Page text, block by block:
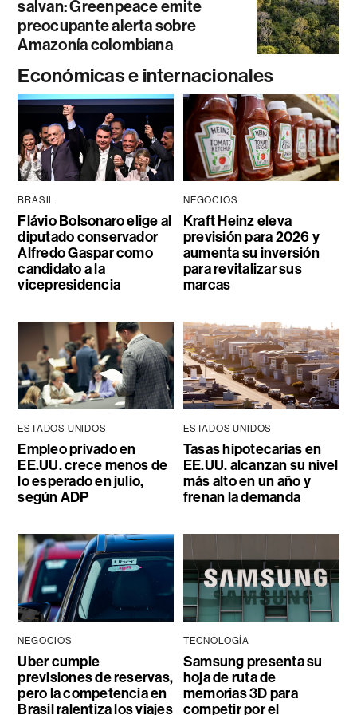
salvan: Greenpeace emite
preocupante alerta sobre
Amazonía colombiana
Económicas e internacionales
BRASIL
Flávio Bolsonaro elige al
diputado conservador
Alfredo Gaspar como
candidato a la
vicepresidencia
NEGOCIOS
Kraft Heinz eleva
previsión para 2026 y
aumenta su inversión
para revitalizar sus
marcas
ESTADOS UNIDOS
Empleo privado en
EE.UU. crece menos de
lo esperado en julio,
según ADP
ESTADOS UNIDOS
Tasas hipotecarias en
EE.UU. alcanzan su nivel
más alto en un año y
frenan la demanda
NEGOCIOS
Uber cumple
previsiones de reservas,
pero la competencia en
Brasil ralentiza los viajes
TECNOLOGÍA
Samsung presenta su
hoja de ruta de
memorias 3D para
competir por el